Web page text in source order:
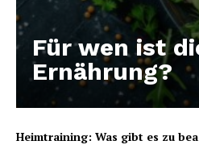
Für wen ist
Ernährung?
Heimtraining: Was gibt es zu